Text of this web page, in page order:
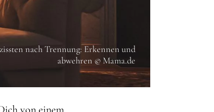
nach Trennung: Erkennen und
abwehren © Mama.de